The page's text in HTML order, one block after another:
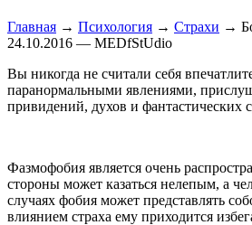
Главная → Психология → Страхи →
24.10.2016 — MEDfStUdio
Вы никогда не считали себя
паранормальными явлениями,
привидений, духов и фантастических
Фазмофобия является очень
стороны может казаться нелепым, а
случаях фобия может представлять
влиянием страха ему приходится